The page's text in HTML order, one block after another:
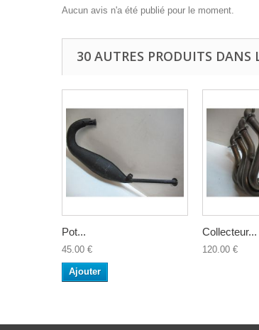
Aucun avis n'a été publié pour le moment.
30 AUTRES PRODUITS DANS
Pot...
45.00 €
Ajouter
Collecteur...
120.00 €